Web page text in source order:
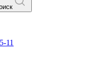
11